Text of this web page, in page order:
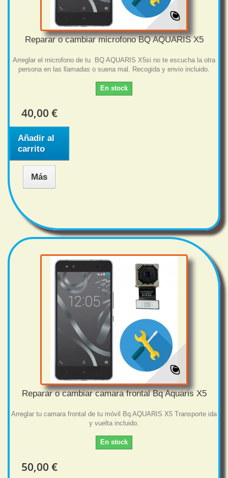
Reparar o cambiar microfono BQ AQUARIS X5
Arreglar el microfono de tu BQ AQUARIS X5si no te escucha la otra
persona en las llamadas o suena mal. Recogida y envio incluido.
En stock
40,00 €
Añadir al
carrito
Más
Reparar o cambiar camara frontal Bq Aquaris X5
Arreglar tu camara frontal de tu móvil Bq AQUARIS X5 Transporte ida
y vuelta incluido.
En stock
50,00 €